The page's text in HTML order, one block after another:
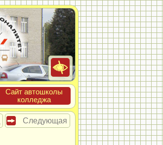
Сайт ав­тошко­лы
кол­леджа
Следующая